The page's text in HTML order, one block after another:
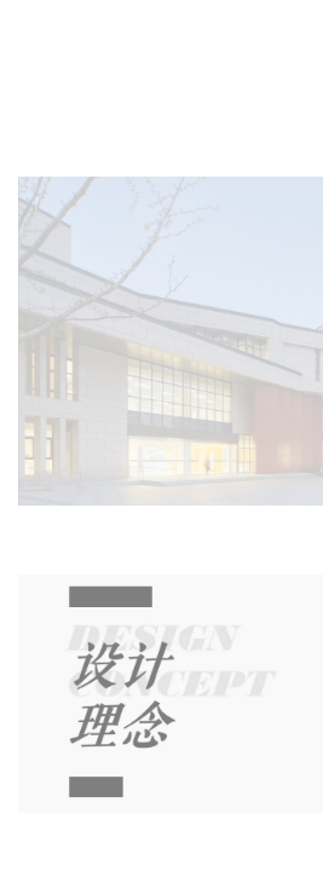
关于投稿
广告投放
关于我们
联系我们